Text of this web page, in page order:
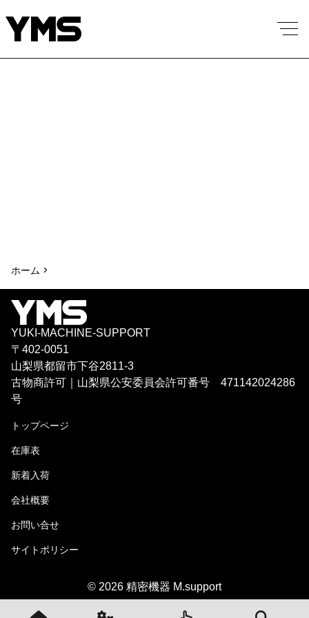
ホーム >
YUKI-MACHINE-SUPPORT
〒402-0051
山梨県都留市下谷2811-3
古物商許可｜山梨県公安委員会許可番号 471142024286
号
トップページ
在庫表
新着入荷
会社概要
お問い合せ
サイトポリシー
© 2026 精密機器 M.support